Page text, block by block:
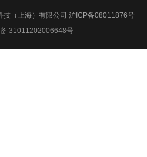
（上海）有限公司 沪ICP备08011876号
31011202006648号